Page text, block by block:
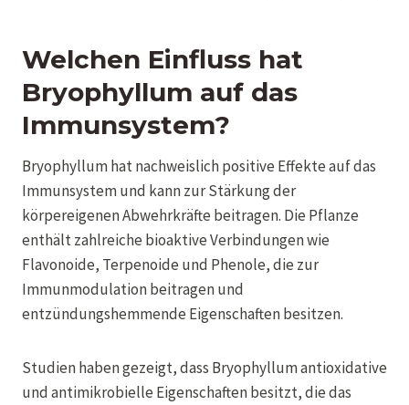
Welchen Einfluss hat
Bryophyllum auf das
Immunsystem?
Bryophyllum hat nachweislich positive Effekte auf das
Immunsystem und kann zur Stärkung der
körpereigenen Abwehrkräfte beitragen. Die Pflanze
enthält zahlreiche bioaktive Verbindungen wie
Flavonoide, Terpenoide und Phenole, die zur
Immunmodulation beitragen und
entzündungshemmende Eigenschaften besitzen.
Studien haben gezeigt, dass Bryophyllum antioxidative
und antimikrobielle Eigenschaften besitzt, die das